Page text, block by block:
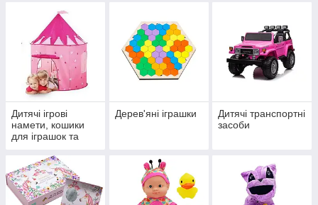
Дитячі ігрові
намети, кошики
для іграшок та
Дерев'яні іграшки
Дитячі транспортні
засоби